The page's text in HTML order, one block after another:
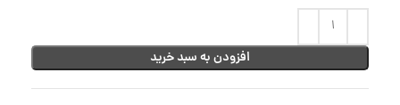
افزودن به سبد خرید